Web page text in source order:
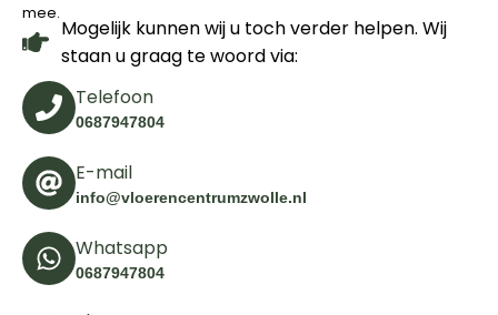
mee.
Mogelijk kunnen wij u toch verder helpen. Wij
staan u graag te woord via:
Telefoon
0687947804
E-mail
info@vloerencentrumzwolle.nl
Whatsapp
0687947804